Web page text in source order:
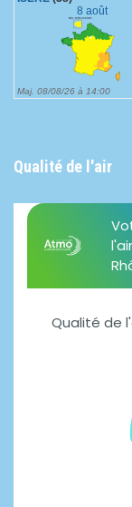
Qualité de l'air